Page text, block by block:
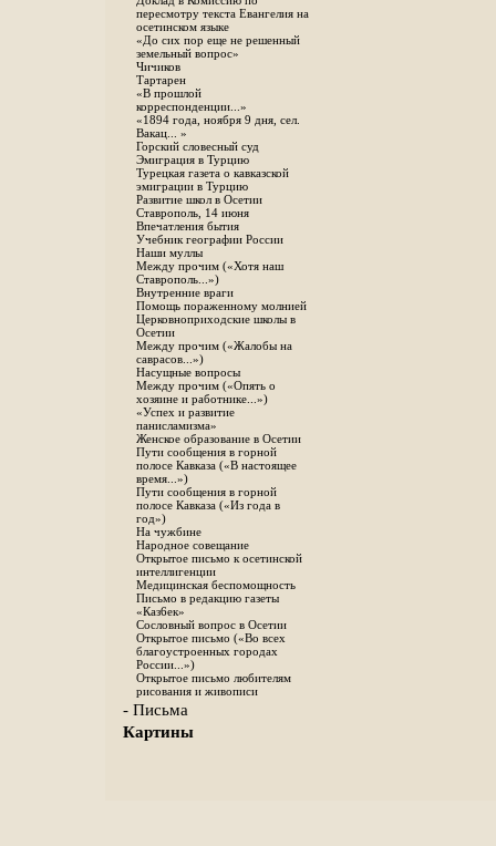
пересмотру текста Евангелия на
осетинском языке
«До сих пор еще не решенный
земельный вопрос»
Чичиков
Тартарен
«В прошлой
корреспонденции...»
«1894 года, ноября 9 дня, сел.
Вакац... »
Горский словесный суд
Эмиграция в Турцию
Турецкая газета о кавказской
эмиграции в Турцию
Развитие школ в Осетии
Ставрополь, 14 июня
Впечатления бытия
Учебник географии России
Наши муллы
Между прочим («Хотя наш
Ставрополь...»)
Внутренние враги
Помощь пораженному молнией
Церковноприходские школы в
Осетии
Между прочим («Жалобы на
саврасов...»)
Насущные вопросы
Между прочим («Опять о
хозяине и работнике...»)
«Успех и развитие
панисламизма»
Женское образование в Осетии
Пути сообщения в горной
полосе Кавказа («В настоящее
время...»)
Пути сообщения в горной
полосе Кавказа («Из года в
год»)
На чужбине
Народное совещание
Открытое письмо к осетинской
интеллигенции
Медицинская беспомощность
Письмо в редакцию газеты
«Каз6ек»
Сословный вопрос в Осетии
Открытое письмо («Во всех
благоустроенных городах
России...»)
Открытое письмо любителям
рисования и живописи
- Письма
Картины